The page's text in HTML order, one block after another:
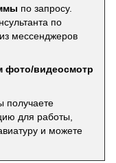
по запросу.
по
мессенджеров
фото/видеосмотр
получаете
для работы,
и можете